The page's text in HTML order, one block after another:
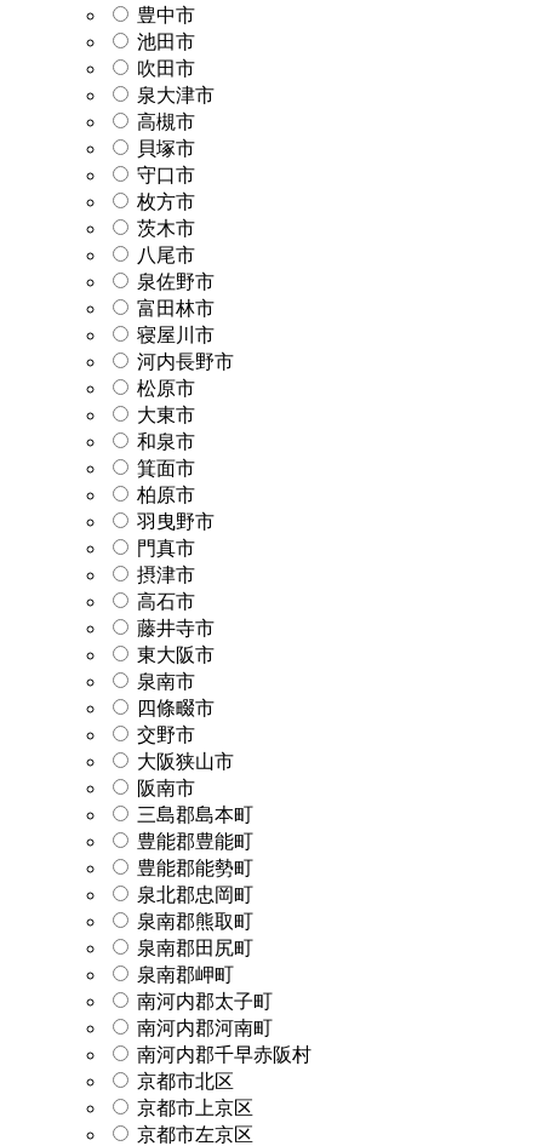
豊中市
池田市
吹田市
泉大津市
高槻市
貝塚市
守口市
枚方市
茨木市
八尾市
泉佐野市
富田林市
寝屋川市
河内長野市
松原市
大東市
和泉市
箕面市
柏原市
羽曳野市
門真市
摂津市
高石市
藤井寺市
東大阪市
泉南市
四條畷市
交野市
大阪狭山市
阪南市
三島郡島本町
豊能郡豊能町
豊能郡能勢町
泉北郡忠岡町
泉南郡熊取町
泉南郡田尻町
泉南郡岬町
南河内郡太子町
南河内郡河南町
南河内郡千早赤阪村
京都市北区
京都市上京区
京都市左京区